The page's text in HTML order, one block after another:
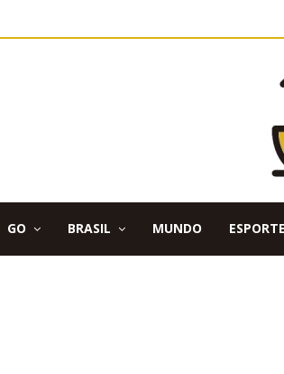
GO BRASIL MUNDO